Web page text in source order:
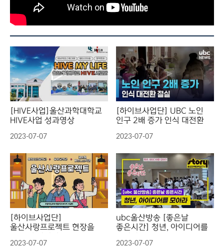
[HIVE사업]울산과학대학교
HIVE사업 성과영상
2023-07-07
[하이브사업단] UBC 노인
인구 2배 증가 인식 대전환
2023-07-07
[하이브사업단]
울산사랑프로젝트 현장을
2023-07-07
ubc울산방송 [좋은날
좋은시간] 청년, 아이디어를
2023-07-07